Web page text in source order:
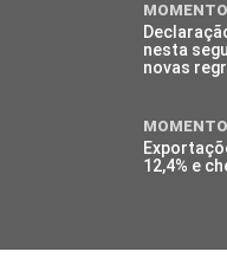
nesta
novas
12,4% e